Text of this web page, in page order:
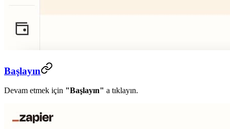
Başlayın
Devam etmek için "Başlayın" a tıklayın.